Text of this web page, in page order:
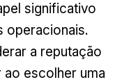
significativo
operacionais.
a reputação
escolher uma